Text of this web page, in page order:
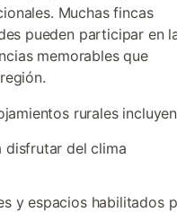
Muchas fincas
pueden participar en
memorables que
rurales
disfrutar del clima
y espacios habilitados